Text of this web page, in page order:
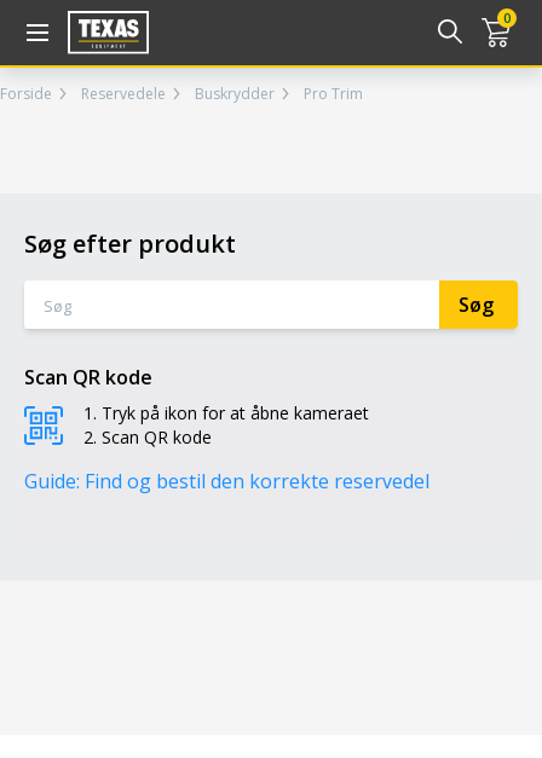
0
Forside Reservedele Buskrydder Pro Trim
Søg efter produkt
Scan QR kode
Tryk på ikon for at åbne kameraet
Scan QR kode
Guide: Find og bestil den korrekte reservedel